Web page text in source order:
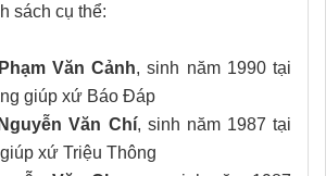
sách cụ thể:
Văn Cảnh, sinh năm 1990 tại
giúp xứ Báo Đáp
Văn Chí, sinh năm 1987 tại
xứ Triệu Thông